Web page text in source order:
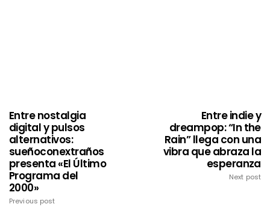
Entre nostalgia
digital y pulsos
alternativos:
sueñoconextraños
presenta «El Último
Programa del
2000»
Previous post
Entre indie y
dreampop: “In the
Rain” llega con una
vibra que abraza la
esperanza
Next post